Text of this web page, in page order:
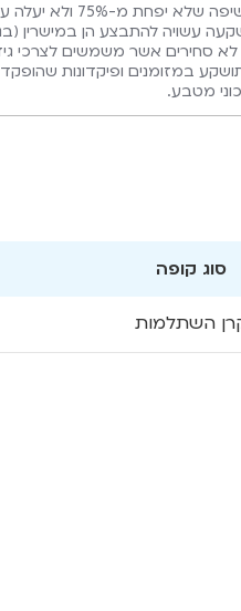
נכסי המסלול יהיו חשופים לתמהיל של מניות, אג"ח קונצרני ואג"ח ממשלתי, בארץ ובחו"ל, בשיעור חשיפה שלא
עשויה להתבצע הן במישרין
לא סחירים אשר משמשים לצרכי
במזומנים ופיקדונות
סוג קופה
השתלמות